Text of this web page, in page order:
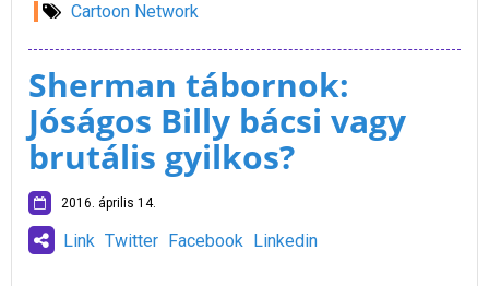
Cartoon Network
Sherman tábornok:
Jóságos Billy bácsi vagy
brutális gyilkos?
2016. április 14.
Link Twitter Facebook Linkedin